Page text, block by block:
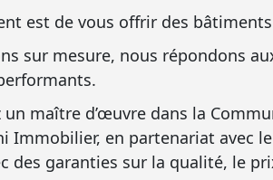
est de vous offrir des
sur mesure, nous répondons
un maître d’œuvre dans la
Immobilier, en partenariat avec
des garanties sur la qualité, le